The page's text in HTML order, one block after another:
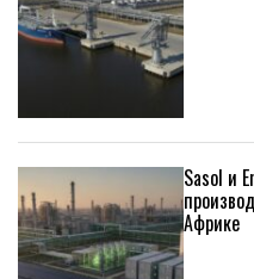
Sasol и
Африке